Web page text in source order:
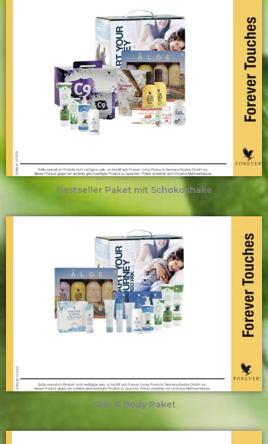
Bestseller Paket mit Schokoshake
Skin & Body Paket